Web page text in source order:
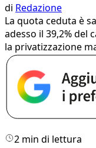
di Redazione
La quota ceduta è
adesso il 39,2% del
la privatizzazione
2 min di lettura